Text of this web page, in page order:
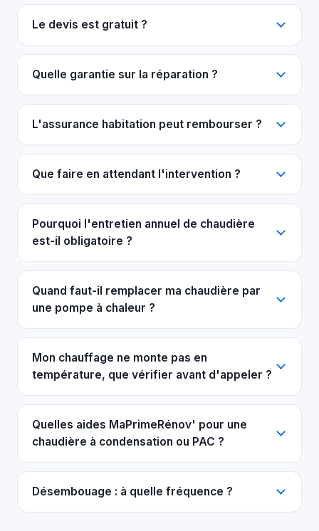
Le devis est gratuit ?
Quelle garantie sur la réparation ?
L'assurance habitation peut rembourser ?
Que faire en attendant l'intervention ?
Pourquoi l'entretien annuel de chaudière
est-il obligatoire ?
Quand faut-il remplacer ma chaudière par
une pompe à chaleur ?
Mon chauffage ne monte pas en
température, que vérifier avant d'appeler ?
Quelles aides MaPrimeRénov' pour une
chaudière à condensation ou PAC ?
Désembouage : à quelle fréquence ?